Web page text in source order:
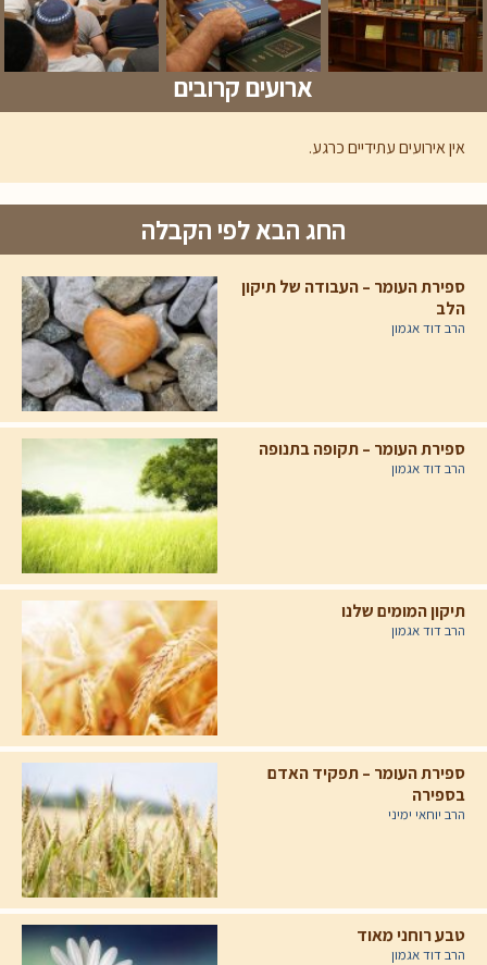
ארועים קרובים
אין אירועים עתידיים כרגע.
החג הבא לפי הקבלה
ספירת העומר – העבודה של תיקון
הלב
הרב דוד אגמון
ספירת העומר – תקופה בתנופה
הרב דוד אגמון
תיקון המומים שלנו
הרב דוד אגמון
ספירת העומר – תפקיד האדם
בספירה
הרב יוחאי ימיני
טבע רוחני מאוד
הרב דוד אגמון